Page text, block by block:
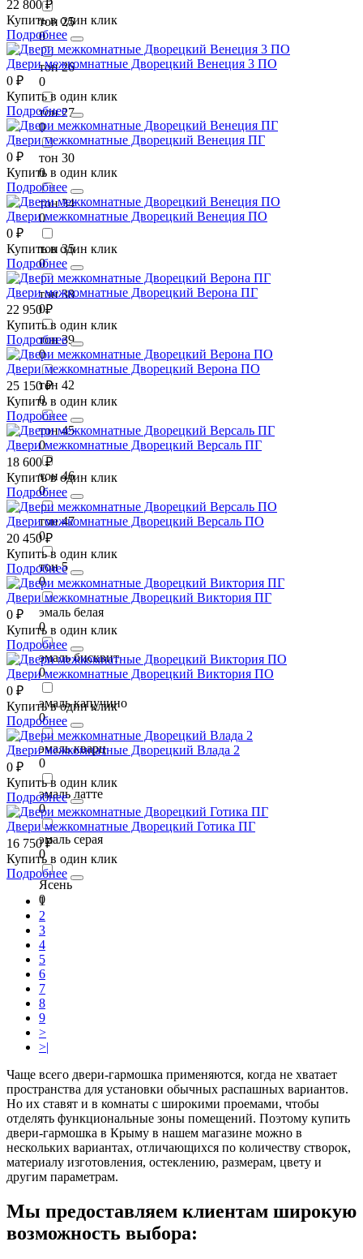
тон 25
0
тон 26
0
тон 27
0
тон 30
0
тон 34
0
тон 35
0
тон 38
0
тон 39
0
тон 42
0
тон 45
0
тон 46
0
тон 47
0
тон 5
0
эмаль белая
0
эмаль бисквит
0
эмаль капучино
0
эмаль кварц
0
эмаль латте
0
эмаль серая
0
Ясень
0
22 800 ₽
Купить в один клик
Подробнее
Двери межкомнатные Дворецкий Венеция 3 ПО
0 ₽
Купить в один клик
Подробнее
Двери межкомнатные Дворецкий Венеция ПГ
0 ₽
Купить в один клик
Подробнее
Двери межкомнатные Дворецкий Венеция ПО
0 ₽
Купить в один клик
Подробнее
Двери межкомнатные Дворецкий Верона ПГ
22 950 ₽
Купить в один клик
Подробнее
Двери межкомнатные Дворецкий Верона ПО
25 150 ₽
Купить в один клик
Подробнее
Двери межкомнатные Дворецкий Версаль ПГ
18 600 ₽
Купить в один клик
Подробнее
Двери межкомнатные Дворецкий Версаль ПО
20 450 ₽
Купить в один клик
Подробнее
Двери межкомнатные Дворецкий Виктория ПГ
0 ₽
Купить в один клик
Подробнее
Двери межкомнатные Дворецкий Виктория ПО
0 ₽
Купить в один клик
Подробнее
Двери межкомнатные Дворецкий Влада 2
0 ₽
Купить в один клик
Подробнее
Двери межкомнатные Дворецкий Готика ПГ
16 750 ₽
Купить в один клик
Подробнее
1
2
3
4
5
6
7
8
9
>
>|
Чаще всего двери-гармошка применяются, когда не хватает
пространства для установки обычных распашных вариантов.
Но их ставят и в комнаты с широкими проемами, чтобы
отделять функциональные зоны помещений. Поэтому купить
двери-гармошка в Крыму в нашем магазине можно в
нескольких вариантах, отличающихся по количеству створок,
материалу изготовления, остеклению, размерам, цвету и
другим параметрам.
Мы предоставляем клиентам широкую
возможность выбора: